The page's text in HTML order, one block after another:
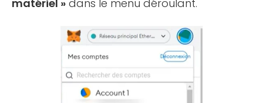
matériel » dans le menu déroulant.